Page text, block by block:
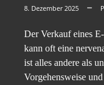
8. Dezember 2025
Der Verkauf eines
kann oft eine
ist alles andere als
Vorgehensweise